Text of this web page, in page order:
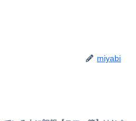
miyabi